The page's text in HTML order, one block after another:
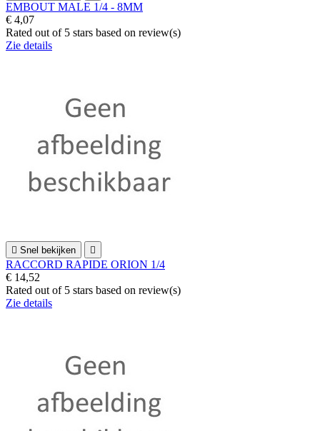
EMBOUT MALE 1/4 - 8MM
€ 4,07
Rated out of 5 stars based on review(s)
Zie details
 Snel bekijken 
RACCORD RAPIDE ORION 1/4
€ 14,52
Rated out of 5 stars based on review(s)
Zie details